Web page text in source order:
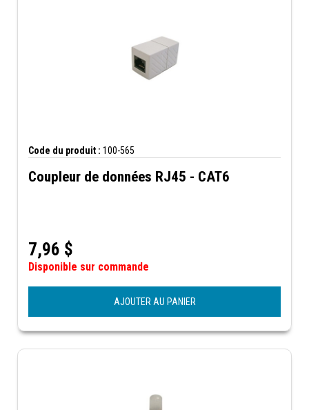
Code du produit : 100-565
Coupleur de données RJ45 - CAT6
7,96 $
Disponible sur commande
AJOUTER AU PANIER